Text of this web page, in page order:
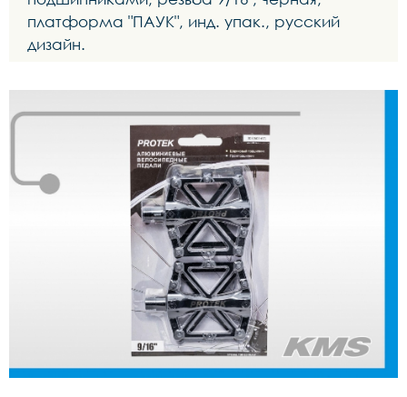
платформа "ПАУК", инд. упак., русский
дизайн.